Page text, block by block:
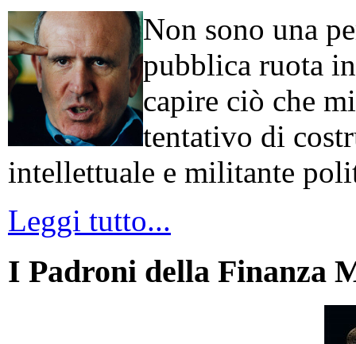
Non sono una
pubblica ruota
capire ciò che
tentativo di
intellettuale e militante
Leggi tutto...
I Padroni della Finanza